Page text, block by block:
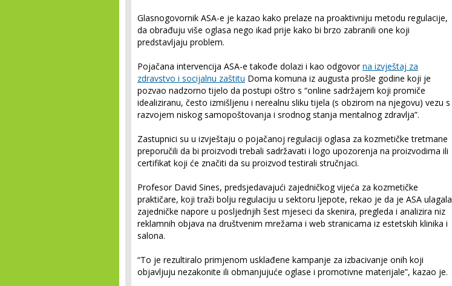
Glasnogovornik ASA-e je kazao kako prelaze na proaktivniju metodu regulacije,
da obrađuju više oglasa nego ikad prije kako bi brzo zabranili one koji
predstavljaju problem.
Pojačana intervencija ASA-e takođe dolazi i kao odgovorna izvještaj za
zdravstvo i socijalnu zaštitu Doma komuna iz augusta prošle godine koji je
pozvao nadzorno tijelo da postupi oštro s “online sadržajem koji promiče
idealiziranu, često izmišljenu i nerealnu sliku tijela (s obzirom na njegovu) vezu s
razvojem niskog samopoštovanja i srodnog stanja mentalnog zdravlja”.
Zastupnici su u izvještaju o pojačanoj regulaciji oglasa za kozmetičke tretmane
preporučili da bi proizvodi trebali sadržavati i logo upozorenja na proizvodima ili
certifikat koji će značiti da su proizvod testirali stručnjaci.
Profesor David Sines, predsjedavajući zajedničkog vijeća za kozmetičke
praktičare, koji traži bolju regulaciju u sektoru ljepote, rekao je da je ASA ulagala
zajedničke napore u posljednjih šest mjeseci da skenira, pregleda i analizira niz
reklamnih objava na društvenim mrežama i web stranicama iz estetskih klinika i
salona.
“To je rezultiralo primjenom usklađene kampanje za izbacivanje onih koji
objavljuju nezakonite ili obmanjujuće oglase i promotivne materijale”, kazao je.